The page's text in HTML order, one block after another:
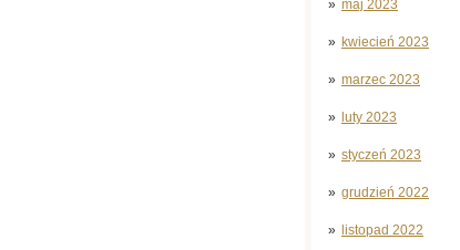
maj 2023
kwiecień 2023
marzec 2023
luty 2023
styczeń 2023
grudzień 2022
listopad 2022